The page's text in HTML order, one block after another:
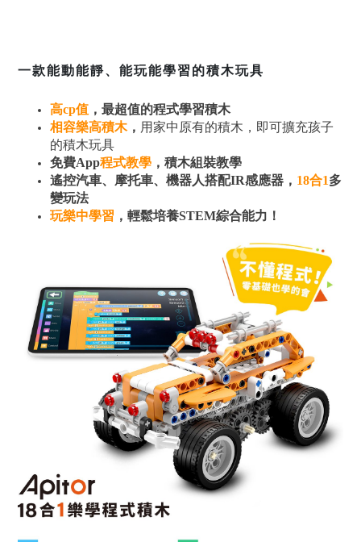
一款能動能靜、能玩能學習的積木玩具
高cp值 ，最超值的程式學習積木
相容樂高積木， 用家中原有的積木，即可擴充孩子
的積木玩具
免費App程式教學 ，積木組裝教學
遙控汽車、摩托車、機器人搭配IR感應器， 18合1多
變玩法
玩樂中學習 ，輕鬆培養STEM綜合能力！